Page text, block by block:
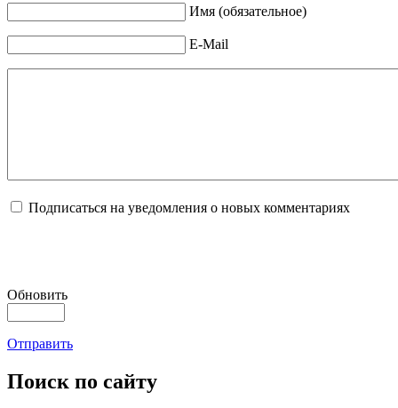
Имя (обязательное)
E-Mail
Подписаться на уведомления о новых комментариях
Обновить
Отправить
Поиск по сайту